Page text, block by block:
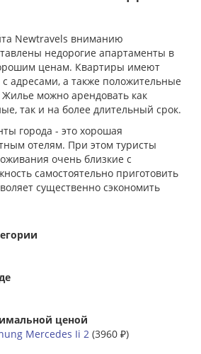
Newtravels вниманию
недорогие апартаменты в
ценам. Квартиры имеют
адресами, а также положительные
можно арендовать как
так и на более длительный срок.
города - это хорошая
отелям. При этом туристы
очень близкие с
самостоятельно приготовить
существенно сэкономить
ценой
Mercedes Ii 2 (3960 ₽)